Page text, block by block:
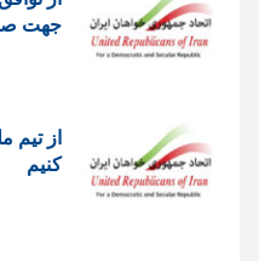
جهت
از تیم
کنیم